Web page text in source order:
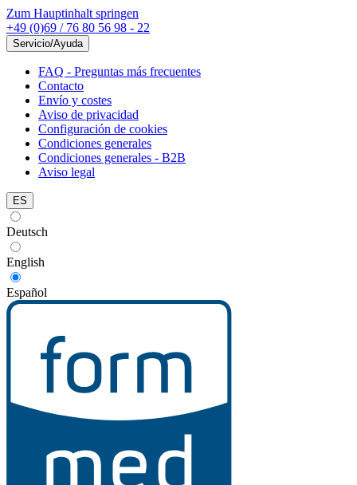
Zum Hauptinhalt springen
+49 (0)69 / 76 80 56 98 - 22
Servicio/Ayuda
FAQ - Preguntas más frecuentes
Contacto
Envío y costes
Aviso de privacidad
Configuración de cookies
Condiciones generales
Condiciones generales - B2B
Aviso legal
ES
Deutsch
English
Español